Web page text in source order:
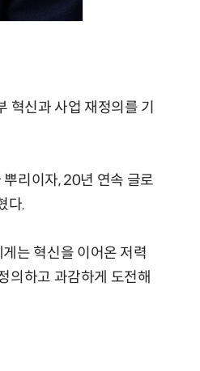
혁신과 사업 재정의를 기
리이자, 20년 연속 글로
다.
는 혁신을 이어온 저력
의하고 과감하게 도전해